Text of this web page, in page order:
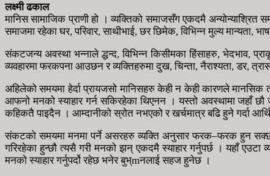
लक्ष्मी ढकाल
मानिस सामाजिक प्राणी हो । व्यक्तिको समाजसँग एकदमै अन्योन्याश्रित
समाजमा रहेका घर, परिवार, साथीभाई, छर छिमेक, विभिन्न मुल्य
संकटजन्य अवस्था भन्नाले द्धन्द, विभिन्न किसीमका हिंसाहरु, भेदभाव,
व्यवहारमा फरकपना आउछन र व्यक्तिहरुमा दुख, चिन्ता, नैराश्यता, डर,
अहिलेको समयमा हेर्दा प्रायजसो मानिसहरु केही न केही कारणले
आफनो मनको स्याहार गर्न सकिरहेका थिएनन । यस्तो अवस्थामा जहाँ छौ
कहिकतै पाइदैन । आम्दानीको स्रोत नभएको र खर्चमात्र बढि हुने गर्दा
संकटको समयमा मनमा पर्ने असरहरु व्यक्ति अनुसार फरक–फरक हुन
गरिरहेका हुन्छौ त्यसै गरी मनको झन् एकदमै स्याहार गर्नुपर्छ । यहाँ
मनको स्याहार गर्नुपर्दो रहेछ भनेर बुभ्mनलाई सहज हुनेछ ।